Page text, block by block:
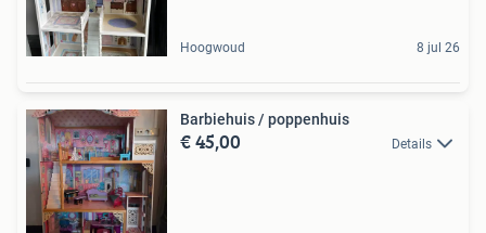
Hoogwoud 8 jul 26
Barbiehuis / poppenhuis
€ 45,00 Details